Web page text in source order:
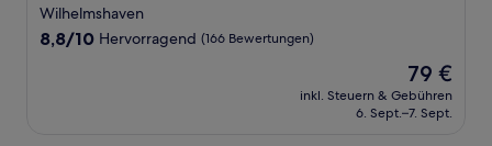
Wilhelmshaven
8.8
8,8/10 Hervorragend (166 Bewertungen)
Der
Preis
beträgt
79 €
inkl. Steuern & Gebühren
6. Sept.–7. Sept.